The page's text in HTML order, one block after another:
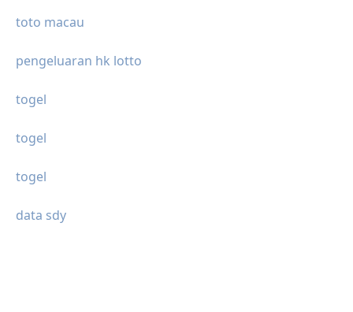
toto macau
pengeluaran hk lotto
togel
togel
togel
data sdy